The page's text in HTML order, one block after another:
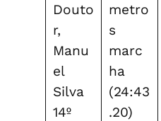
Douto
r,
Manu
el
Silva
14º
metro
s
marc
ha
(24:43
.20)